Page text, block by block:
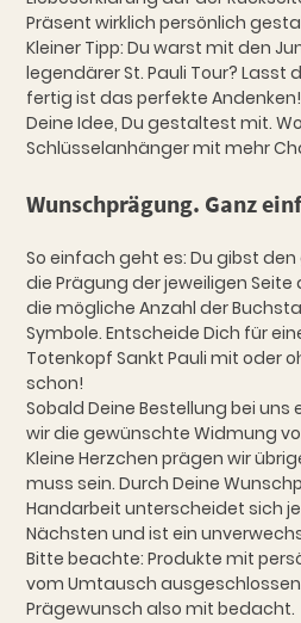
Präsent wirklich persönlich
Kleiner Tipp: Du warst mit den
legendärer St. Pauli Tour? Lasst
fertig ist das perfekte
Deine Idee, Du gestaltest mit.
Schlüsselanhänger mit mehr
Wunschprägung. Ganz
So einfach geht es: Du gibst
die Prägung der jeweiligen
die mögliche Anzahl der
Symbole. Entscheide Dich für
Totenkopf Sankt Pauli mit oder
schon!
Sobald Deine Bestellung bei
wir die gewünschte Widmung
Kleine Herzchen prägen wir
muss sein. Durch Deine
Handarbeit unterscheidet sich
Nächsten und ist ein
Bitte beachte: Produkte mit
vom Umtausch
Prägewunsch also mit bedacht.